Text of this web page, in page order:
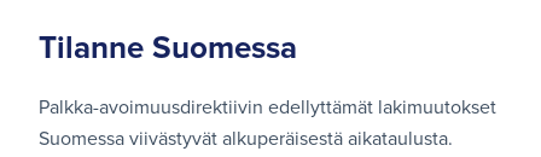
Tilanne Suomessa
Palkka-avoimuusdirektiivin edellyttämät lakimuutokset
Suomessa viivästyvät alkuperäisestä aikataulusta.